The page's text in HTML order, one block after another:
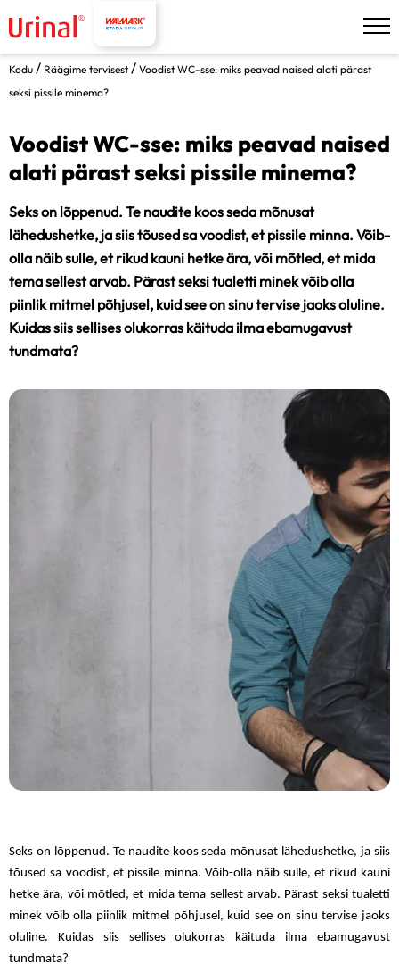
Kodu / Räägime tervisest/ Voodist WC-sse: miks peavad naised alati pärast
seksi pissile minema?
Voodist WC-sse: miks peavad naised
alati pärast seksi pissile minema?
Seks on lõppenud. Te naudite koos seda mõnusat
lähedushetke, ja siis tõused sa voodist, et pissile minna. Võib-
olla näib sulle, et rikud kauni hetke ära, või mõtled, et mida
tema sellest arvab. Pärast seksi tualetti minek võib olla
piinlik mitmel põhjusel, kuid see on sinu tervise jaoks oluline.
Kuidas siis sellises olukorras käituda ilma ebamugavust
tundmata?
Seks on lõppenud. Te naudite koos seda mõnusat lähedushetke, ja siis
tõused sa voodist, et pissile minna. Võib-olla näib sulle, et rikud kauni
hetke ära, või mõtled, et mida tema sellest arvab. Pärast seksi tualetti
minek võib olla piinlik mitmel põhjusel, kuid see on sinu tervise jaoks
oluline. Kuidas siis sellises olukorras käituda ilma ebamugavust
tundmata?